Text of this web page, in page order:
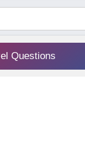
Questions